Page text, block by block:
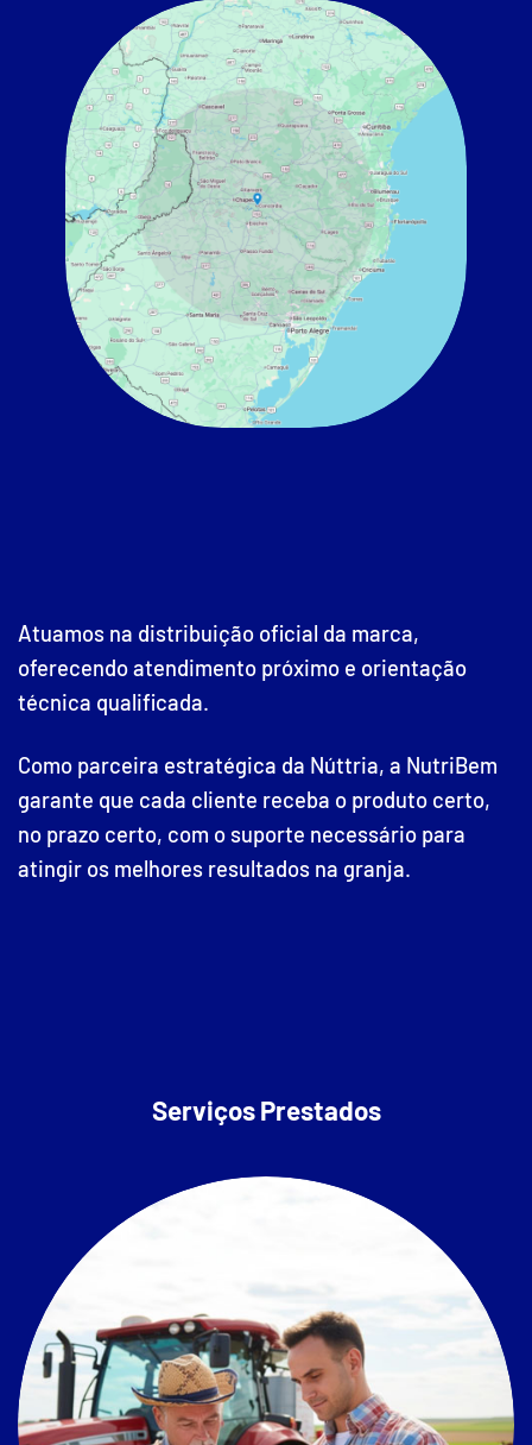
Atuamos na distribuição oficial da marca,
oferecendo atendimento próximo e orientação
técnica qualificada.
Como parceira estratégica da Núttria, a NutriBem
garante que cada cliente receba o produto certo,
no prazo certo, com o suporte necessário para
atingir os melhores resultados na granja.
Serviços Prestados